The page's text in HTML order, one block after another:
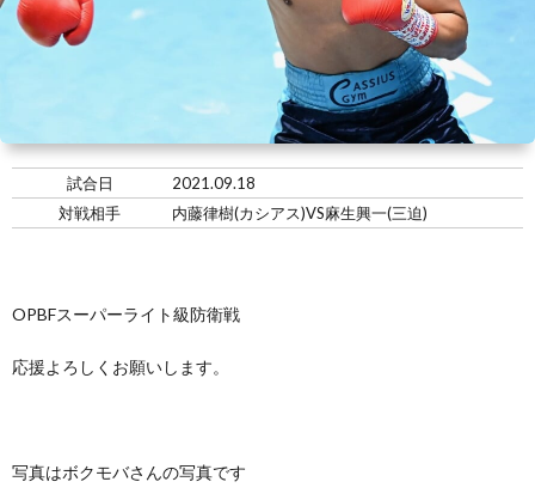
報・
果
情レ
ナ
入
練
試合日
2021.09.18
対戦相手
内藤律樹(カシアス)VS麻生興一(三迫)
OPBFスーパーライト級防衛戦
応援よろしくお願いします。
写真はボクモバさんの写真です